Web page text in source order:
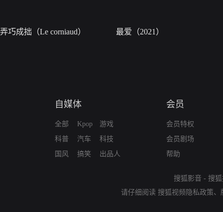
弄巧成拙（Le corniaud） 最爱（2021）
自媒体
全部
科普
国风
Kpop
汽车
搞笑
游戏
科技
出品人
会员
会员特权
会员剧场
帮助
搜狐影音 - 搜
请仔细阅读 搜狐视频隐私政策、